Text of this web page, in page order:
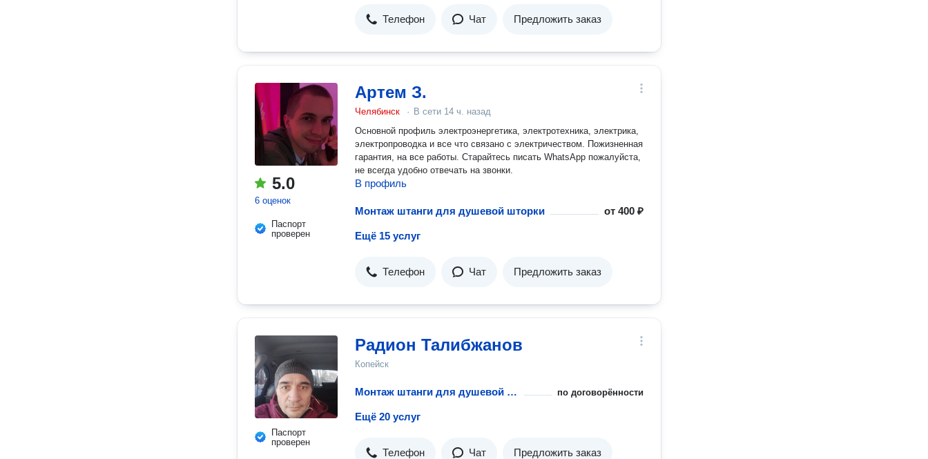
Телефон Чат Предложить заказ
5.0
6 оценок
Паспорт
проверен
Артем З.
Челябинск · В сети 14 ч. назад
Основной профиль электроэнергетика, электротехника, электрика,
электропроводка и все что связано с электричеством. Пожизненная
гарантия, на все работы. Старайтесь писать WhatsApp пожалуйста,
не всегда удобно отвечать на звонки.
В профиль
Монтаж штанги для душевой шторки от400 ₽
Ещё 15 услуг
Телефон Чат Предложить заказ
Паспорт
проверен
Радион Талибжанов
Копейск
Монтаж штанги для душевой шторки по договорённости
Ещё 20 услуг
Телефон Чат Предложить заказ